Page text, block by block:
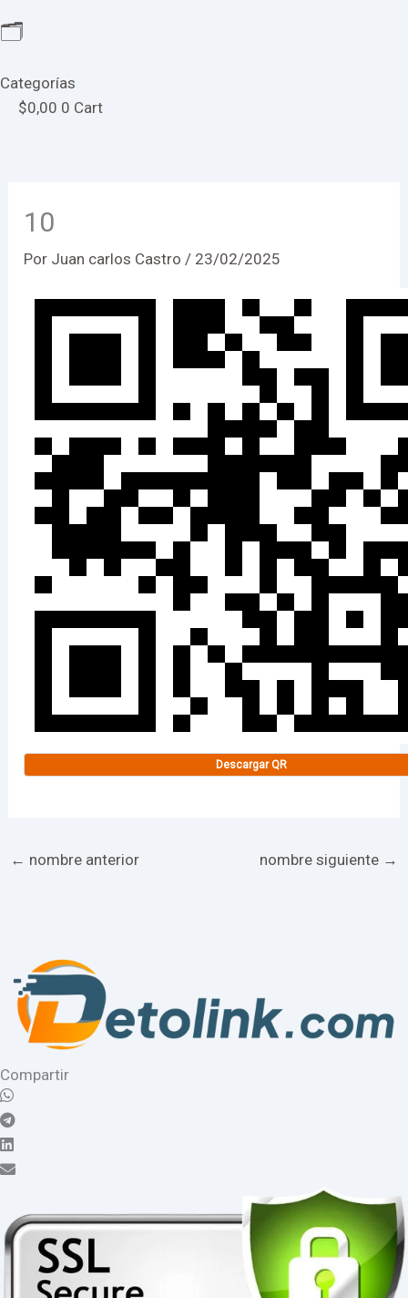
🗂️
Categorías
$0,00 0 Cart
10
Por Juan carlos Castro / 23/02/2025
Descargar QR
← nombre anterior nombre siguiente →
Compartir